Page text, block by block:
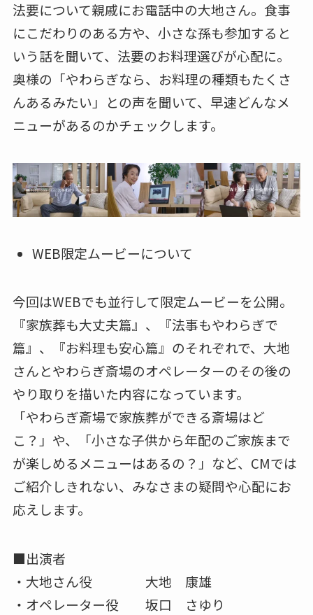
法要について親戚にお電話中の大地さん。食事
にこだわりのある方や、小さな孫も参加すると
いう話を聞いて、法要のお料理選びが心配に。
奥様の「やわらぎなら、お料理の種類もたくさ
んあるみたい」との声を聞いて、早速どんなメ
ニューがあるのかチェックします。
WEB限定ムービーについて
今回はWEBでも並行して限定ムービーを公開。
『家族葬も大丈夫篇』、『法事もやわらぎで
篇』、『お料理も安心篇』のそれぞれで、大地
さんとやわらぎ斎場のオペレーターのその後の
やり取りを描いた内容になっています。
「やわらぎ斎場で家族葬ができる斎場はど
こ？」や、「小さな子供から年配のご家族まで
が楽しめるメニューはあるの？」など、CMでは
ご紹介しきれない、みなさまの疑問や心配にお
応えします。
■出演者
・大地さん役 大地 康雄
・オペレーター役 坂口 さゆり